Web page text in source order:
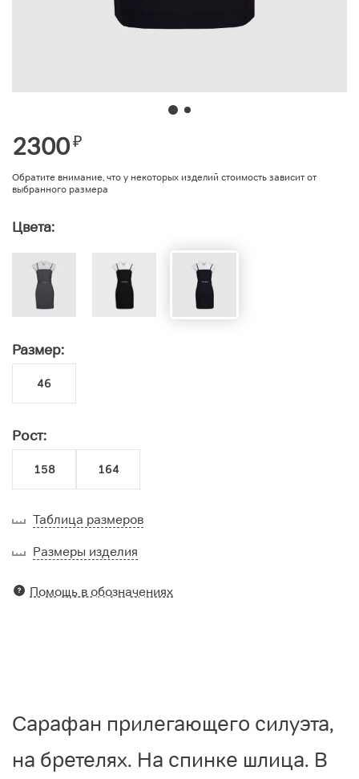
2300₽
Обратите внимание, что у некоторых изделий стоимость зависит от
выбранного размера
Цвета:
Размер:
46
Рост:
158 164
Таблица размеров
Размеры изделия
Помощь в обозначениях
Сарафан прилегающего силуэта,
на бретелях. На спинке шлица. В